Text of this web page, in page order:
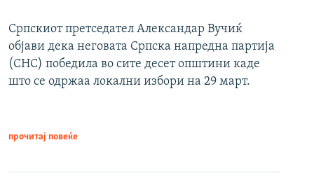
Српскиот претседател Александар Вучиќ
објави дека неговата Српска напредна партија
(СНС) победила во сите десет општини каде
што се одржаа локални избори на 29 март.
прочитај повеќе